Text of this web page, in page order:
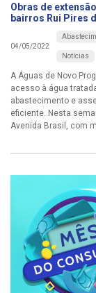
Obras de
bairros Rui Pires
04/05/2022
Notícias
A Águas de Novo
acesso à água
abastecimento e
eficiente. Nesta
Avenida Brasil, com